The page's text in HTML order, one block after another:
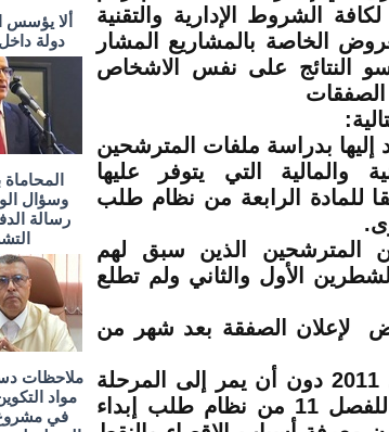
ألا يؤسس
دولة
وسؤال
رسالة
ملاحظات
مواد
في مشروع
لكافة الشروط الإدارية والتقنية
الخاصة بالمشاريع المشار
النتائج على نفس الاشخاص
:
إليها بدراسة ملفات المترشحين
والمالية التي يتوفر عليها
للمادة الرابعة من نظام طلب
.
المترشحين الذين سبق لهم
الأول والثاني ولم تطلع
لإعلان الصفقة بعد شهر من
رفض ملف الطاعن خلال شهر أبريل 2011 دون أن يمر إلى المرحلة
الثالثة المتعلقة بالانتقاء النهائي وفقا للفصل 11 من نظام طلب إبداء